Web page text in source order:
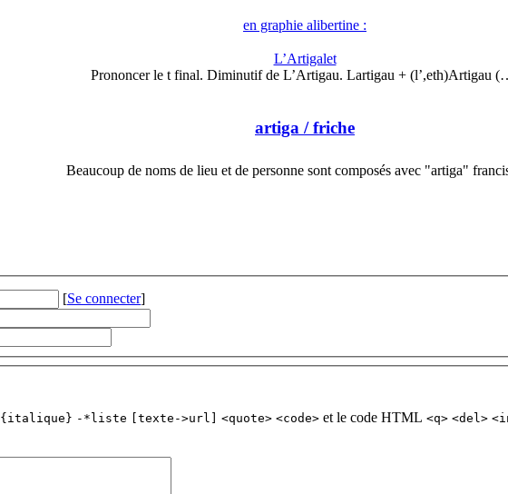
en graphie alibertine :
L’Artigalet
Prononcer le t final. Diminutif de L’Artigau. Lartigau + (l’,eth)Artigau
artiga / friche
Beaucoup de noms de lieu et de personne sont composés avec "artiga"
[Se connecter]
{italique} -*liste [texte->url] <quote> <code> et le code HTML <q> <del>